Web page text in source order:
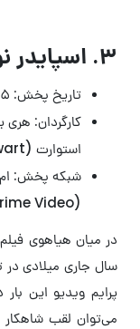
۳. اسپایدر نوآر (
تاریخ پخش: ۲۵ ماه می سال ۲۰۲۶ (۵ خرداد ۱۴۰۵)
استوارت (Nzingha Stewart)
(Prime Video)
در میان هیاهوی
سال جاری میلادی در
پرایم ویدیو این
می‌توان لقب شاهکار